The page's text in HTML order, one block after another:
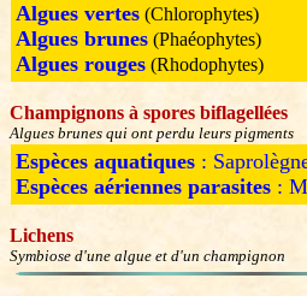
Algues vertes (Chlorophytes)
Algues brunes (Phaéophytes)
Algues rouges (Rhodophytes)
Champignons à spores biflagellées
Algues brunes qui ont perdu leurs pigments
Espèces aquatiques :
Espèces aériennes parasites :
Lichens
Symbiose d'une algue et d'un champignon